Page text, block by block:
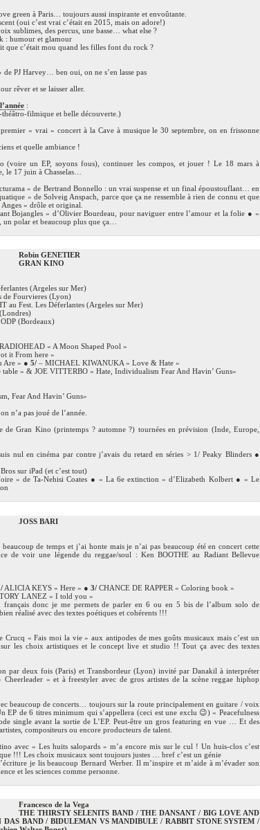
green à Paris… toujours aussi inspirante et envoûtante.
(oui c’est vrai c’était en 2015, mais on adore!)
sublimes, des percus, une basse… what else ?
: humour et glamour
que c’était mou quand les filles font du rock ?
PJ Harvey… ben oui, on ne s’en lasse pas
rêver et se laisser aller.
:
filmique et belle découverte.)
« vrai » concert à la Cave à musique le 30 septembre, on en frissonne
et quelle ambiance !
(voire un EP, soyons fous), continuer les compos, et jouer ! Le 18 mars à
le 17 juin à Chasselas…
» de Bertrand Bonnello : un vrai suspense et un final époustouflant… en
» de Solveig Anspach, parce que ça ne ressemble à rien de connu et que
Anges » drôle et original.
Bojangles » d’Olivier Bourdeau, pour naviguer entre l’amour et la folie ● «
un polar et beaucoup plus que ça…
Robin GENETIER
GRAN KINO
(Argeles sur Mer)
de Fourvieres (Lyon)
au Fest. Les Déferlantes (Argeles sur Mer)
(Bordeaux)
RADIOHEAD « A Moon Shaped Pool »
it From here »
Are » ● 5/ – MICHAEL KIWANUKA « Love & Hate »
table » & JOE VITTERBO « Hate, Individualism Fear And Havin’ Guns»
Fear And Havin’ Guns»
n’a pas joué de l’année.
de Gran Kino (printemps ? automne ?) tournées en prévision (Inde, Europe,
nul en cinéma par contre j’avais du retard en séries > 1/ Peaky Blinders ●
sur iPad (et c’est tout)
» de Ta-Nehisi Coates ● « La 6e extinction » d’Elizabeth Kolbert ● « Le
JOSS BARI
de temps et j’ai honte mais je n’ai pas beaucoup été en concert cette
de voir une légende du reggae/soul : Ken BOOTHE au Radiant Bellevue
ALICIA KEYS « Here » ● 3/ CHANCE DE RAPPER « Coloring book »
TORY LANEZ « I told you »
français donc je me permets de parler en 6 ou en 5 bis de l’album solo de
réalisé avec des textes poétiques et cohérents !!!
Crucq « Fais moi la vie » aux antipodes de mes goûts musicaux mais c’est un
les choix artistiques et le concept live et studio !! Tout ça avec des textes
par deux fois (Paris) et Transbordeur (Lyon) invité par Danakil à interpréter
» et à freestyler avec de gros artistes de la scène reggae hiphop
beaucoup de concerts… toujours sur la route principalement en guitare / voix
EP de 6 titres minimum qui s’appellera (ceci est une exclu 😉) « Peacefulness
single avant la sortie de L’EP. Peut-être un gros featuring en vue … Et des
compositeurs ou encore producteurs de talent.
avec « Les huits salopards » m’a encore mis sur le cul ! Un huis-clos c’est
!!! Les choix musicaux sont toujours justes … bref c’est un génie
je lis beaucoup Bernard Werber. Il m’inspire et m’aide à m’évader son
et les sciences comme personne.
Francesco de la Vega
THE THIRSTY SELENITS BAND / THE DANSANT / BIG LOVE AND
BAND / BIDULEMAN VS MANDIBULE / RABBIT STONE SYSTEM /